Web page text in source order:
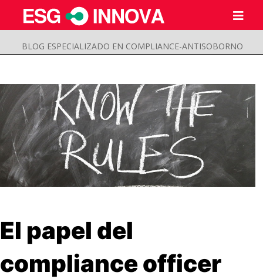
BLOG ESPECIALIZADO EN COMPLIANCE-ANTISOBORNO
Buscar Enviar
El papel del
compliance officer